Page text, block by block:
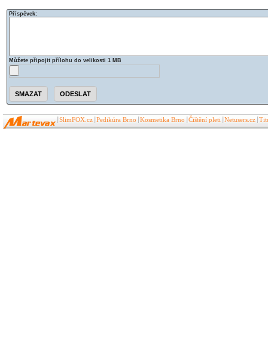
Příspěvek:
Můžete připojit přílohu do velikosti 1 MB
SlimFOX.cz Pedikúra Brno Kosmetika Brno Čištění pleti Netusers.cz